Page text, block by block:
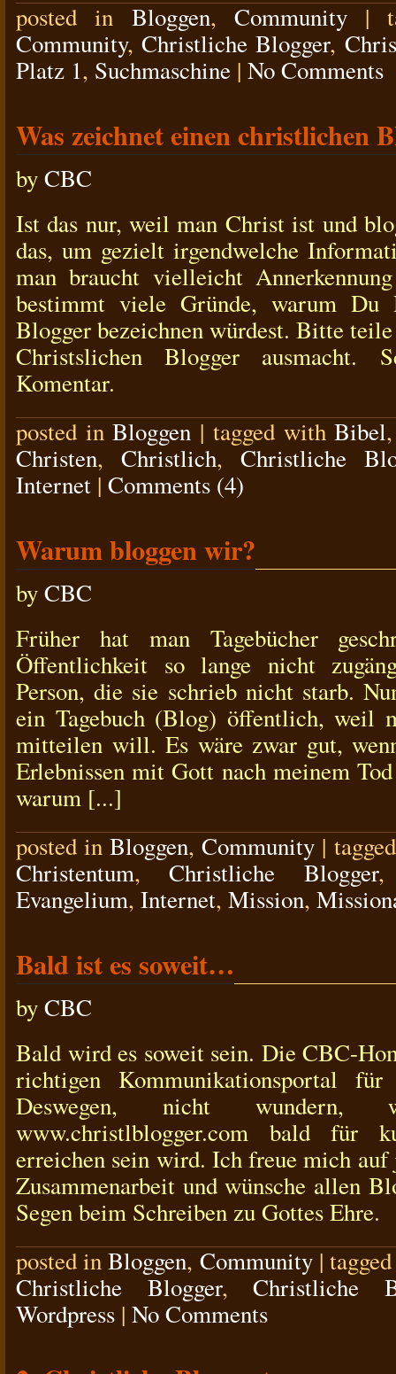
posted in Bloggen, Community|
Community,Christliche Blogger,
Platz 1, Suchmaschine | No Comments
Was zeichnet einen christlichen
byCBC
Ist das nur, weil man Christ ist und
das, um gezielt irgendwelche
man braucht vielleicht
bestimmt viele Gründe, warum
Blogger bezeichnen würdest. Bitte
Christslichen Blogger ausmacht.
Komentar.
posted inBloggen | tagged withBibel
Christen, Christlich, Christliche
Internet | Comments (4)
Warum bloggen wir?
byCBC
Früher hat man Tagebücher
Öffentlichkeit so lange nicht
Person, die sie schrieb nicht starb.
ein Tagebuch (Blog) öffentlich, weil
mitteilen will. Es wäre zwar gut,
Erlebnissen mit Gott nach meinem
warum [...]
posted inBloggen,Community |
Christentum,Christliche Blogger
Evangelium, Internet, Mission,
Bald ist es soweit…
byCBC
Bald wird es soweit sein. Die CBC-
richtigen Kommunikationsportal
Deswegen, nicht
www.christlblogger.com bald für
erreichen sein wird. Ich freue mich
Zusammenarbeit und wünsche allen
Segen beim Schreiben zu Gottes Ehre.
posted inBloggen, Community|
Christliche Blogger,Christliche
Wordpress | No Comments